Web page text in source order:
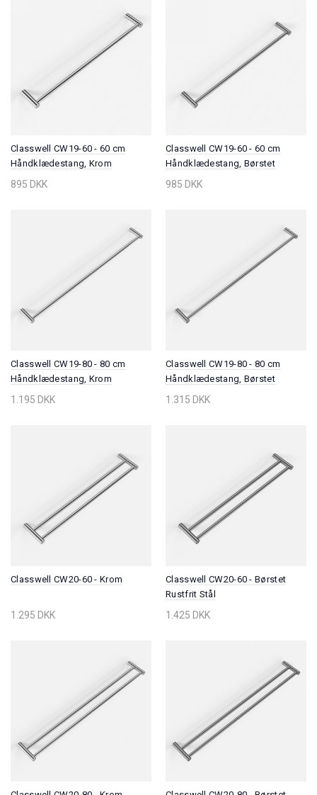
Classwell CW19-60 - 60 cm
Håndklædestang, Krom
895 DKK
Classwell CW19-60 - 60 cm
Håndklædestang, Børstet
Rustfrit Stål
985 DKK
Classwell CW19-80 - 80 cm
Håndklædestang, Krom
1.195 DKK
Classwell CW19-80 - 80 cm
Håndklædestang, Børstet
Rustfrit Stål
1.315 DKK
Classwell CW20-60 - Krom
1.295 DKK
Classwell CW20-60 - Børstet
Rustfrit Stål
1.425 DKK